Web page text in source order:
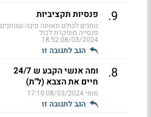
9
. פנסיות תקציביות
נותנים לכולם מאותה סיבה שנותנים
פנסייה מופקרת לכול
08/03/2024 18:52
הגב לתגובה זו
8
.
ומה אנשי הקבע ש 24/7
חיים את הצבא (ל"ת)
מומי08/03/2024 17:10
הגב לתגובה זו